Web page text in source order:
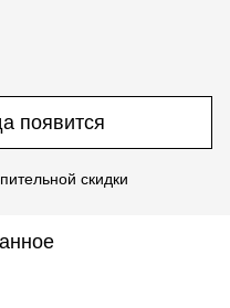
появится
скидки